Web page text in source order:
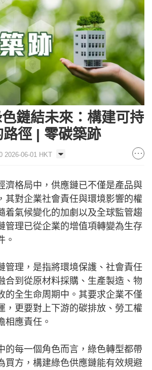
鏈結未來：構建可持
徑 | 零碳築跡
2026-06-01 HKT
格局中，供應鏈已不僅是產品與
其對企業社會責任與環境影響的權
着氣候變化的加劇以及全球監管趨
管理已從企業的增值項轉變為生存
。
理，是指將環境保護、社會責任
合到從原材料採購、生產製造、物
的全生命周期中。其要求企業不僅
，更要對上下游的碳排放、勞工權
相應責任。
每一個角色而言，綠色轉型都帶
買方，構建綠色供應鏈能有效規避